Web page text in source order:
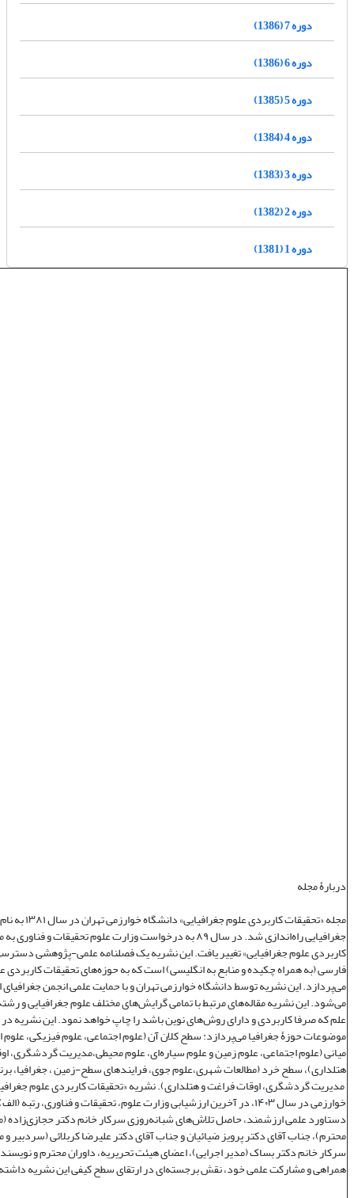
دوره 7 (1386)
دوره 6 (1386)
دوره 5 (1385)
دوره 4 (1384)
دوره 3 (1383)
دوره 2 (1382)
دوره 1 (1381)
دربارۀ مجله
مجله «تحقیقات کاربردی
جغرافیایی راه‌اندازی شد. در سال ۸۹ به درخواست وزارت علوم تحقیقات و
کاربردی علوم جغرافیایی» تغییر یافت. این نشریه یک فصلنامه علمی‌-پژوهشی
فارسی (به همراه چکیده و منابع به انگلیسی) است که به حوزه‌های تحقیقات کاربردی
می‌پردازد. این نشریه توسط دانشگاه خوارزمی تهران و با حمایت علمی انجمن جغرافیای
می‌شود. این نشریه مقاله‌های مرتبط با تمامی گرایش‌های مختلف علوم جغرافیایی و
علم که صرفا کاربردی و دارای روش‌های نوین باشد را چاپ خواهد نمود. این نشریه
موضوعات حوزۀ جغرافیا می‌پردازد: سطح کلان آن (علوم اجتماعی، علوم فیزیکی،
میانی (علوم اجتماعی، علوم زمین و علوم سیاره‌ای، علوم محیطی،مدیریت گردشگری،
هتلداری)، سطح خرد (مطالعات شهری،علوم جوی، فرایندهای سطح-زمین ، جغرافیا،
مدیریت گردشگری، اوقات فراغت و هتلداری). نشریه «تحقیقات کاربردی علوم
خوارزمی در سال ۱۴۰۳، در آخرین ارزشیابی وزارت علوم، تحقیقات و فناوری،
دستاورد علمی ارزشمند، حاصل تلاش‌های شبانه‌روزی سرکار خانم دکتر حجازی‌زاده
محترم)، جناب آقای دکتر پرویز ضیائیان و جناب آقای دکتر علیرضا کربلائی (سردبیر
سرکار خانم دکتر بساک (مدیر اجرایی)، اعضای هیئت تحریریه، داوران محترم و
همراهی و مشارکت علمی خود، نقش برجسته‌ای در ارتقای سطح کیفی این نشریه